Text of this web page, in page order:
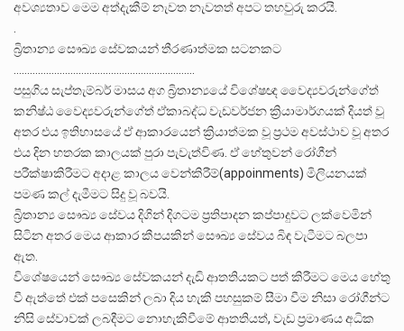
අවශ්යතාව මෙම අත්දැකීම් නැවත නැවතත් අපට තහවුරු කරයි.
බ්රිතාන්ය සෞඛ්ය සේවකයන් තීරණාත්මක සටනකට
පසුගිය සැප්තැම්බර් මාසය අග බ්රිතාන්යයේ විශේෂඥ වෛද්යවරුන්ගේත්
කනිෂ්ඨ වෛද්යවරුන්ගේත් ඒකාබද්ධ වැඩවර්ජන ක්රියාමාර්ගයක් දියත් වූ
අතර එය ඉතිහාසයේ ඒ ආකාරයෙන් ක්රියාත්මක වූ ප්රථම අවස්ථාව වූ අතර
එය දින හතරක කාලයක් පුරා පැවැත්විණ. ඒ හේතුවන් රෝගීන්
පරීක්ෂාකිරීමට අදාළ කාලය වෙන්කිරීම්(appoinments) මිලියනයක්
පමණ කල් දැමීමට සිදු වූ බවයි.
බ්රිතාන්ය සෞඛ්ය සේවය දිගින් දිගටම ප්රතිපාදන කප්පාදුවට ලක්වෙමින්
සිටින අතර මෙය ආකාර කීපයකින් සෞඛ්ය සේවය බිඳ වැටීමට බලපා
ඇත.
විශේෂයෙන් සෞඛ්ය සේවකයන් දැඩි ආතතියකට පත් කිරීමට මෙය හේතු
වී ඇත්තේ එක් පසෙකින් ලබා දිය හැකි පහසුකම් සීමා වීම නිසා රෝගීන්ට
නිසි සේවාවක් ලබදීමට නොහැකිවීමේ ආතතියත්, වැඩ ප්රමාණය අධික